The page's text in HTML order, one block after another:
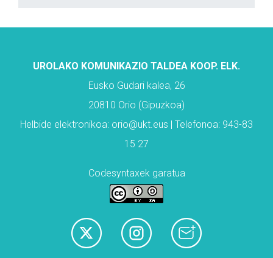
UROLAKO KOMUNIKAZIO TALDEA KOOP. ELK.
Eusko Gudari kalea, 26
20810 Orio (Gipuzkoa)
Helbide elektronikoa: orio@ukt.eus | Telefonoa: 943-83
15 27
Codesyntaxek garatua